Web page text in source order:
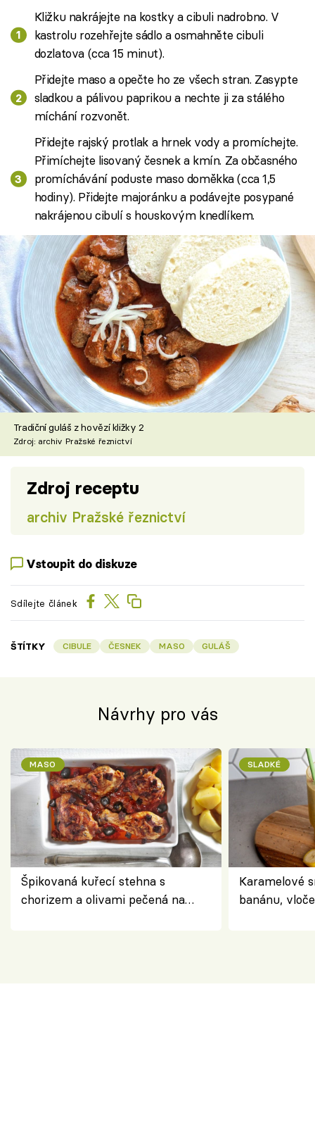
Kližku nakrájejte na kostky a cibuli nadrobno. V
kastrolu rozehřejte sádlo a osmahněte cibuli
dozlatova (cca 15 minut).
Přidejte maso a opečte ho ze všech stran. Zasypte
sladkou a pálivou paprikou a nechte ji za stálého
míchání rozvonět.
Přidejte rajský protlak a hrnek vody a promíchejte.
Přimíchejte lisovaný česnek a kmín. Za občasného
promíchávání poduste maso doměkka (cca 1,5
hodiny). Přidejte majoránku a podávejte posypané
nakrájenou cibulí s houskovým knedlíkem.
Tradiční guláš z hovězí kližky 2
Zdroj: archiv Pražské řeznictví
Zdroj receptu
archiv Pražské řeznictví
Vstoupit do diskuze
Sdílejte článek
ŠTÍTKY CIBULE ČESNEK MASO GULÁŠ
Návrhy pro vás
MASO
Špikovaná kuřecí stehna s
chorizem a olivami pečená na
SLADKÉ
Karamelové
banánu,